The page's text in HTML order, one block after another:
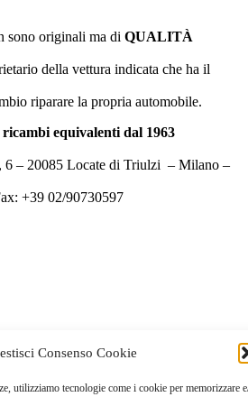
Consenso Cookie
utilizziamo tecnologie come i cookie per memorizzare
sono originali ma di QUALITÀ
della vettura indicata che ha il
riparare la propria automobile.
equivalenti dal 1963
6 – 20085 Locate di Triulzi – Milano –
+39 02/90730597